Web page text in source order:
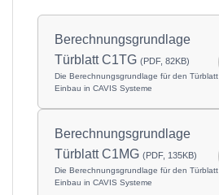
Berechnungsgrundlage
Türblatt C1TG (PDF, 82KB)
Die Berechnungsgrundlage für den Türblatt
Einbau in CAVIS Systeme
Berechnungsgrundlage
Türblatt C1MG (PDF, 135KB)
Die Berechnungsgrundlage für den Türblatt
Einbau in CAVIS Systeme